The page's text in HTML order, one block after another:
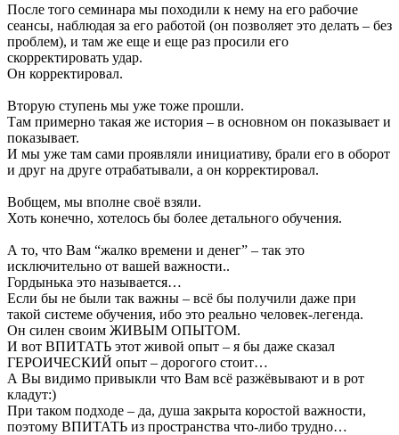
После того семинара мы походили к нему на его рабочие
сеансы, наблюдая за его работой (он позволяет это делать – без
проблем), и там же еще и еще раз просили его
скорректировать удар.
Он корректировал.
Вторую ступень мы уже тоже прошли.
Там примерно такая же история – в основном он показывает и
показывает.
И мы уже там сами проявляли инициативу, брали его в оборот
и друг на друге отрабатывали, а он корректировал.
Вобщем, мы вполне своё взяли.
Хоть конечно, хотелось бы более детального обучения.
А то, что Вам “жалко времени и денег” – так это
исключительно от вашей важности..
Гордынька это называется…
Если бы не были так важны – всё бы получили даже при
такой системе обучения, ибо это реально человек-легенда.
Он силен своим ЖИВЫМ ОПЫТОМ.
И вот ВПИТАТЬ этот живой опыт – я бы даже сказал
ГЕРОИЧЕСКИЙ опыт – дорогого стоит…
А Вы видимо привыкли что Вам всё разжёвывают и в рот
кладут:)
При таком подходе – да, душа закрыта коростой важности,
поэтому ВПИТАТЬ из пространства что-либо трудно…